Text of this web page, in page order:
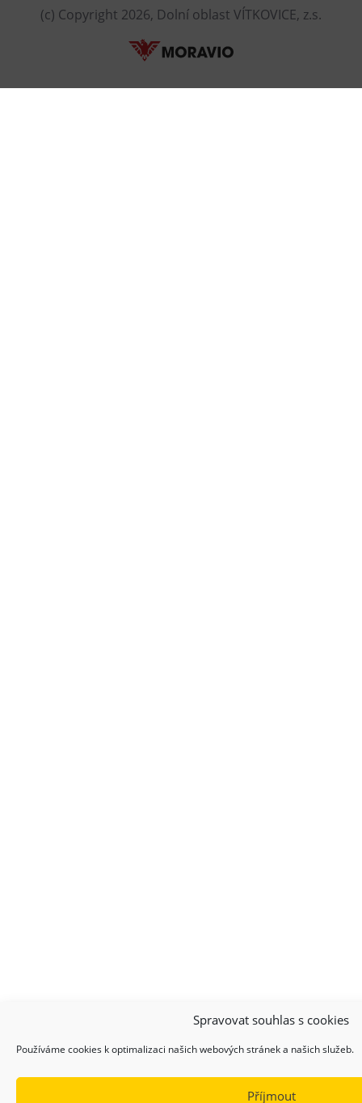
Spravovat souhlas s cookies
Používáme cookies k optimalizaci našich webových stránek a našich služeb.
Příjmout
(c) Copyright 2026, Dolní oblast VÍTKOVICE, z.s.